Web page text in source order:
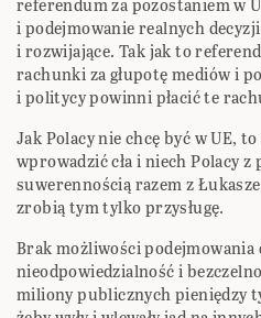
referendum za pozostaniem w
i podejmowanie realnych
i rozwijające. Tak jak to
rachunki za głupotę mediów i
i politycy powinni płacić te
Jak Polacy nie chcę być w UE,
wprowadzić cła i niech Polacy
suwerennością razem z
zrobią tym tylko przysługę.
Brak możliwości podejmowania
nieodpowiedzialność i
miliony publicznych pieniędzy